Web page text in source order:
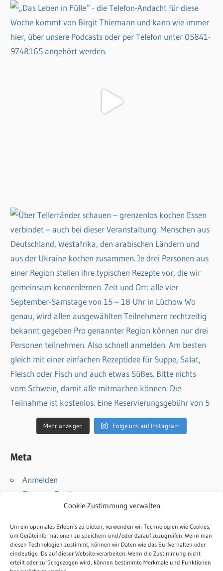
Cookie-Zustimmung verwalten
Um ein optimales Erlebnis zu bieten, verwenden wir Technologien wie Cookies,
um Geräteinformationen zu speichern und/oder darauf zuzugreifen. Wenn man
diesen Technologien zustimmt, können wir Daten wie das Surfverhalten oder
eindeutige IDs auf dieser Website verarbeiten. Wenn die Zustimmung nicht
erteilt oder zurückgezogen wird, können bestimmte Merkmale und Funktionen
Mehr anzeigen Folge uns auf Instagram
Meta
Anmelden
Eintrags-Feed
Kommentar-Feed
WordPress.org
Kontakt
Impressum